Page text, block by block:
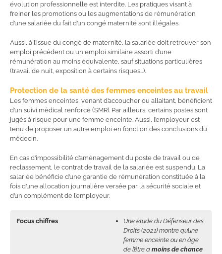
évolution professionnelle est interdite. Les pratiques visant à
freiner les promotions ou les augmentations de rémunération
d’une salariée du fait d’un congé maternité sont illégales.
Aussi, à l’issue du congé de maternité, la salariée doit retrouver son
emploi précédent ou un emploi similaire assorti d’une
rémunération au moins équivalente, sauf situations particulières
(travail de nuit, exposition à certains risques…).
Protection de la santé des femmes enceintes au travail
Les femmes enceintes, venant d’accoucher ou allaitant, bénéficient
d’un suivi médical renforcé (SMR). Par ailleurs, certains postes sont
jugés à risque pour une femme enceinte. Aussi, l’employeur est
tenu de proposer un autre emploi en fonction des conclusions du
médecin.
En cas d’impossibilité d’aménagement du poste de travail ou de
reclassement, le contrat de travail de la salariée est suspendu. La
salariée bénéficie d’une garantie de rémunération constituée à la
fois d’une allocation journalière versée par la sécurité sociale et
d’un complément de l’employeur.
Focus chiffres
Une étude du Défenseur des
Droits (2021) montre qu’une
femme enceinte ou en âge
de l’être a moins de chance